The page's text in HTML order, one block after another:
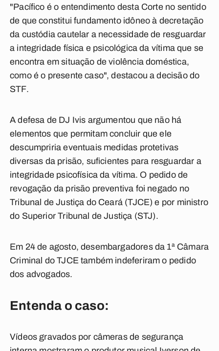
"Pacífico é o entendimento desta Corte no sentido
de que constitui fundamento idôneo à decretação
da custódia cautelar a necessidade de resguardar
a integridade física e psicológica da vítima que se
encontra em situação de violência doméstica,
como é o presente caso", destacou a decisão do
STF.
A defesa de DJ Ivis argumentou que não há
elementos que permitam concluir que ele
descumpriria eventuais medidas protetivas
diversas da prisão, suficientes para resguardar a
integridade psicofísica da vítima. O pedido de
revogação da prisão preventiva foi negado no
Tribunal de Justiça do Ceará (TJCE) e por ministro
do Superior Tribunal de Justiça (STJ).
Em 24 de agosto, desembargadores da 1ª Câmara
Criminal do TJCE também indeferiram o pedido
dos advogados.
Entenda o caso:
Vídeos gravados por câmeras de segurança